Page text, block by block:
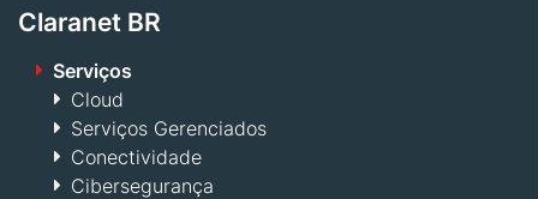
Claranet BR
Serviços
Cloud
Serviços Gerenciados
Conectividade
Cibersegurança